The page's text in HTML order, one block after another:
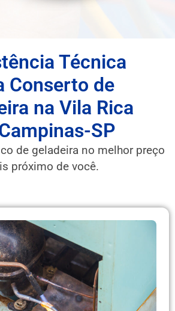
Técnica
Conserto de
na Vila Rica
SP
de geladeira no melhor preço
próximo de você.